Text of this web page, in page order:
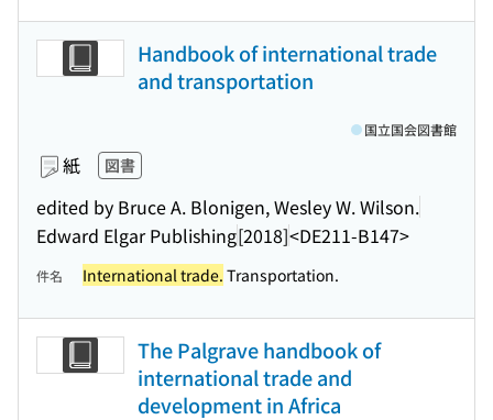
Handbook of international trade
and transportation
紙 図書
edited by Bruce A. Blonigen, Wesley W. Wilson.
Edward Elgar Publishing[2018]<DE211-B147>
国立国会図書館
件名 International trade. Transportation.
The Palgrave handbook of
international trade and
development in Africa